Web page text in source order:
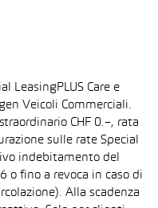
LeasingPLUS Care e
Veicoli Commerciali.
CHF 0.–, rata
sulle rate Special
indebitamento del
o fino a revoca in caso di
Alla scadenza